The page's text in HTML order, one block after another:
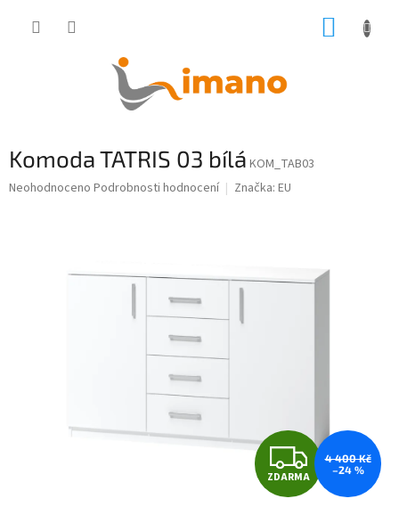
Komoda TATRIS 03 bílá KOM_TAB03
Průměrné
Neohodnoceno Podrobnosti hodnocení Značka: EU
Z
D
ZDARMA
4 400 Kč
–24 %